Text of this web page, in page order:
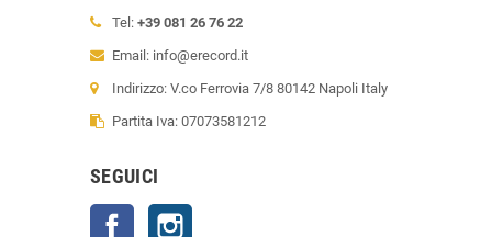
Tel: +39 081 26 76 22
Email: info@erecord.it
Indirizzo: V.co Ferrovia 7/8 80142 Napoli Italy
Partita Iva: 07073581212
SEGUICI
Facebook